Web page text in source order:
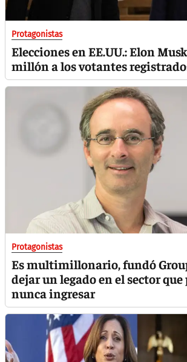
Protagonistas
Elecciones en EE.UU.: Elon
millón a los votantes
Protagonistas
Es multimillonario, fundó
dejar un legado en el sector
nunca ingresar